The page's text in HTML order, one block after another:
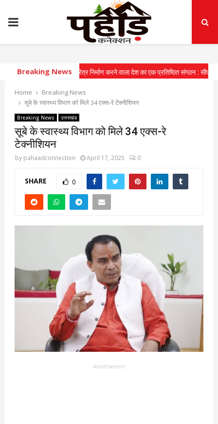
PRIMARY
MENU
Breaking News
में राष्ट्रीय चरित्र निर्माण करने वाला देश का एक प्रतिष्ठित संगठन : सीएम ⇝
Home
Breaking News
सूबे के स्वास्थ्य विभाग को मिले 34 एक्स-रे टेक्नीशियन
Breaking News उत्तराखंड
सूबे के स्वास्थ्य विभाग को मिले 34 एक्स-रे
टेक्नीशियन
by pahaadconnection April 17, 2025 0
SHARE 0
Advertisement